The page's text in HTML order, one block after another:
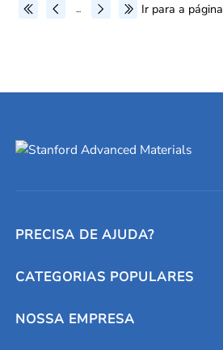
Ir para a página
PRECISA DE AJUDA?
Conversores e calculadoras
Entre em contato conosco
CATEGORIAS POPULARES
Metais refratários
NOSSA EMPRESA